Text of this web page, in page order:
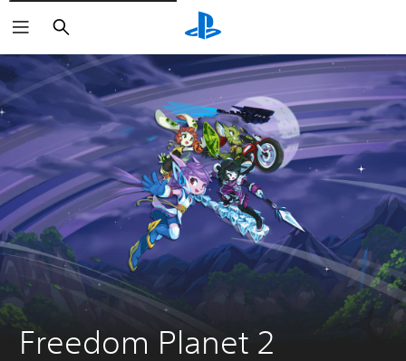
Buscar
Freedom Planet 2